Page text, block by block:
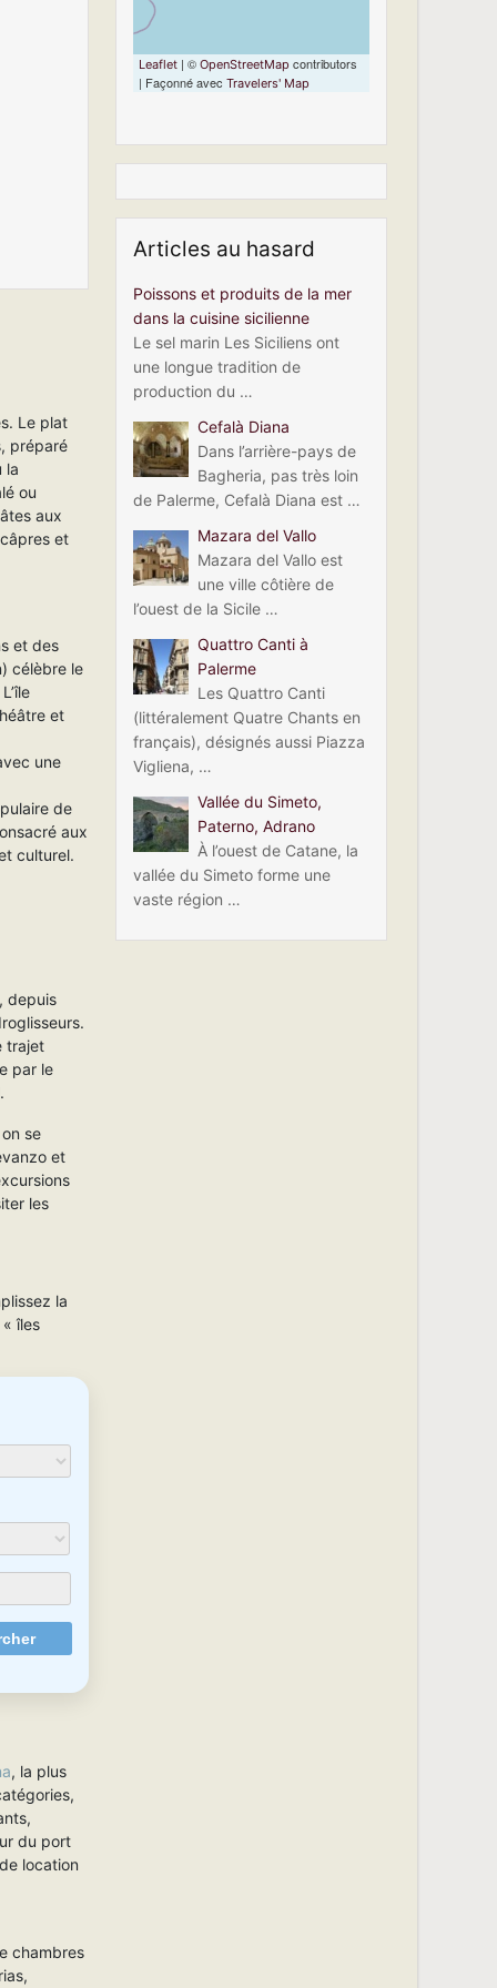
Le plat
préparé
la
ou
aux
et
et des
célèbre le
et
une
de
aux
culturel.
depuis
trajet
par le
se
et
les
la
îles
, la plus
du port
location
chambres
Leaflet | ©OpenStreetMap contributors
| Façonné avecTravelers' Map
Articles au hasard
Poissons et produits de la mer
dans la cuisine sicilienne
Le sel marin Les Siciliens ont
une longue tradition de
production du …
Cefalà Diana
Dans l’arrière-pays de
Bagheria, pas très loin
de Palerme, Cefalà Diana est …
Mazara del Vallo
Mazara del Vallo est
une ville côtière de
l’ouest de la Sicile …
Quattro Canti à
Palerme
Les Quattro Canti
(littéralement Quatre Chants en
français), désignés aussi Piazza
Vigliena, …
Vallée du Simeto,
Paterno, Adrano
À l’ouest de Catane, la
vallée du Simeto forme une
vaste région …